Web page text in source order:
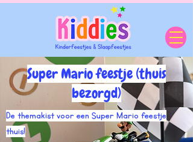
Super Mario feestje (thuis
bezorgd)
De themakist voor een Super Mario feestje
thuis!